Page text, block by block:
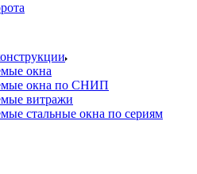
окна
окна по СНИП
витражи
стальные окна по сериям